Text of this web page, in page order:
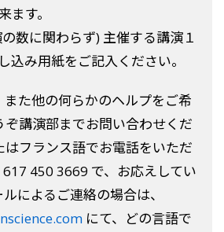
ます。
数に関わらず) 主催する講演１
込み用紙をご記入ください。
また他の何らかのヘルプをご希
講演部までお問い合わせくだ
はフランス語でお電話をいただ
450 3669 で、お応えしてい
によるご連絡の場合は、
にて、どの言語で